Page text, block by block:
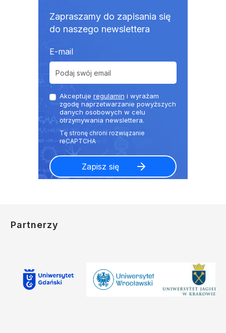
Zapraszamy do zapisania się
do naszego newslettera
E-mail
Akceptuje regulamin i wyrażam
zgodę naprzetwarzanie powyższych
danych osobowych w celu
otrzymywania newslettera.
Partnerzy